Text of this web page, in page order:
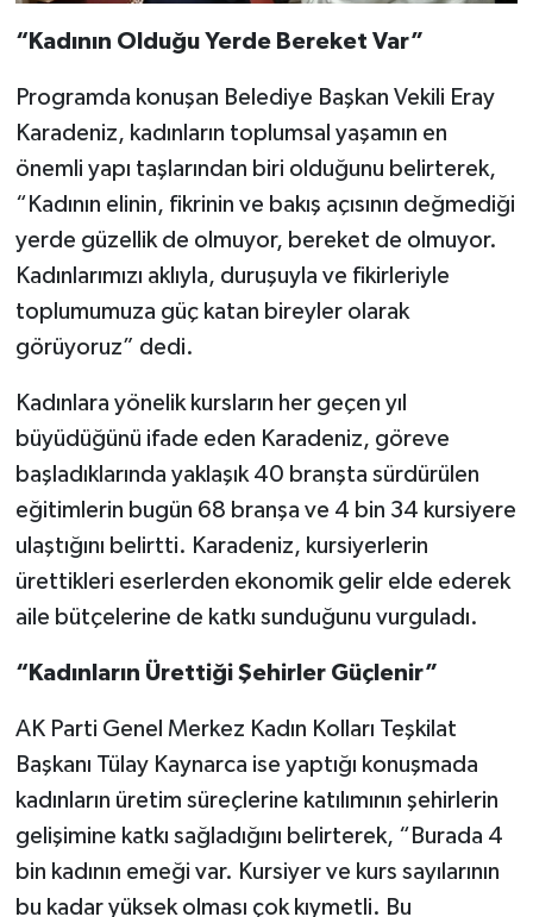
“Kadının Olduğu Yerde Bereket Var”
Programda konuşan Belediye Başkan Vekili Eray
Karadeniz, kadınların toplumsal yaşamın en
önemli yapı taşlarından biri olduğunu belirterek,
“Kadının elinin, fikrinin ve bakış açısının değmediği
yerde güzellik de olmuyor, bereket de olmuyor.
Kadınlarımızı aklıyla, duruşuyla ve fikirleriyle
toplumumuza güç katan bireyler olarak
görüyoruz” dedi.
Kadınlara yönelik kursların her geçen yıl
büyüdüğünü ifade eden Karadeniz, göreve
başladıklarında yaklaşık 40 branşta sürdürülen
eğitimlerin bugün 68 branşa ve 4 bin 34 kursiyere
ulaştığını belirtti. Karadeniz, kursiyerlerin
ürettikleri eserlerden ekonomik gelir elde ederek
aile bütçelerine de katkı sunduğunu vurguladı.
“Kadınların Ürettiği Şehirler Güçlenir”
AK Parti Genel Merkez Kadın Kolları Teşkilat
Başkanı Tülay Kaynarca ise yaptığı konuşmada
kadınların üretim süreçlerine katılımının şehirlerin
gelişimine katkı sağladığını belirterek, “Burada 4
bin kadının emeği var. Kursiyer ve kurs sayılarının
bu kadar yüksek olması çok kıymetli. Bu